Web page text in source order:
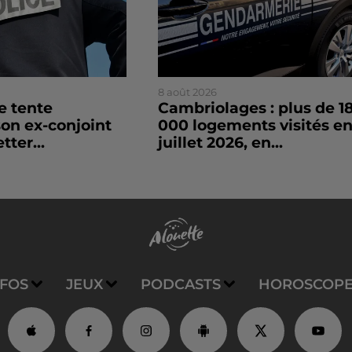
tente
ex-conjoint
8 août 2026
Cambriolages : plus de
000 logements visités en
juillet 2026, en...
JEUX PODCASTS